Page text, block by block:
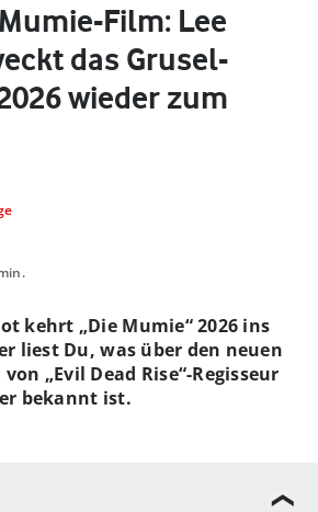
Film: Lee
das Grusel-
wieder zum
kehrt „Die Mumie“2026 ins
liest Du, was über den neuen
„Evil Dead Rise“-Regisseur
bekannt ist.